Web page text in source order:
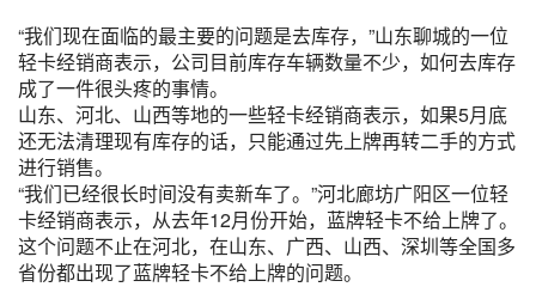
“我们现在面临的最主要的问题是去库存，”山东聊城的一位
轻卡经销商表示，公司目前库存车辆数量不少，如何去库存
成了一件很头疼的事情。
山东、河北、山西等地的一些轻卡经销商表示，如果5月底
还无法清理现有库存的话，只能通过先上牌再转二手的方式
进行销售。
“我们已经很长时间没有卖新车了。”河北廊坊广阳区一位轻
卡经销商表示，从去年12月份开始，蓝牌轻卡不给上牌了。
这个问题不止在河北，在山东、广西、山西、深圳等全国多
省份都出现了蓝牌轻卡不给上牌的问题。